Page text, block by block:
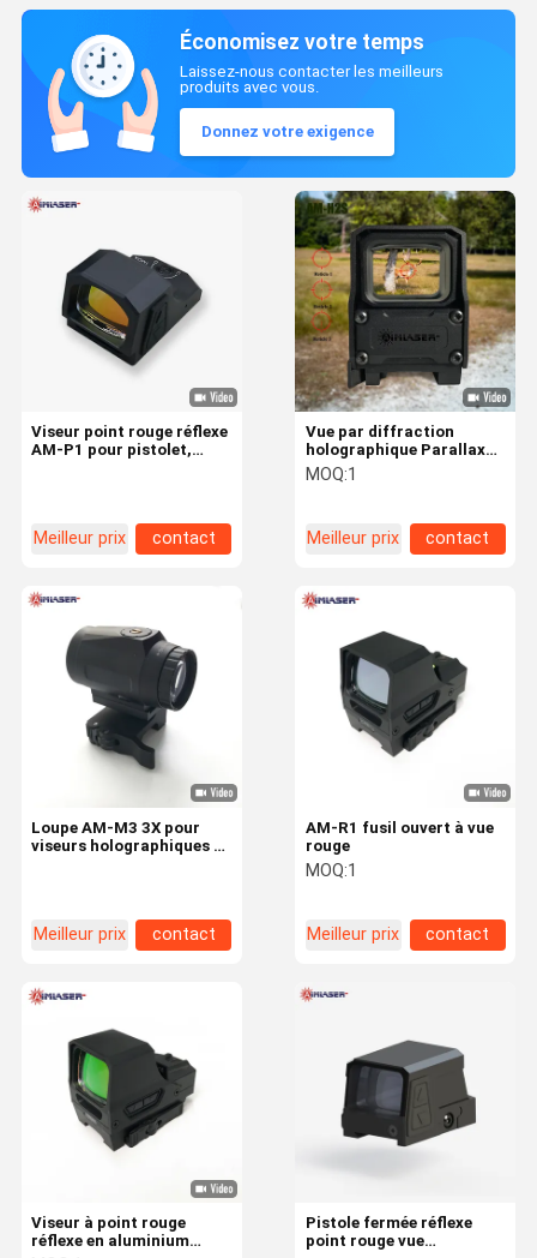
Produits
Économisez votre temps
Laissez-nous contacter les meilleurs
produits avec vous.
Donnez votre exigence
Vue par diffraction
holographique Parallaxe
libre haute définition Tir
à longue portée Optique
MOQ:1
Meilleur prix contact
Viseur point rouge réflexe
AM-P1 pour pistolet,
Meilleur prix contact
AM-R1 fusil ouvert à vue
rouge
MOQ:1
Meilleur prix contact
Loupe AM-M3 3X pour
viseurs holographiques et
Meilleur prix contact
Pistole fermée réflexe
point rouge vue
Viseur à point rouge
réflexe en aluminium